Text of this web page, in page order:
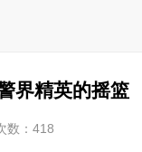
界精英的摇篮
数：418